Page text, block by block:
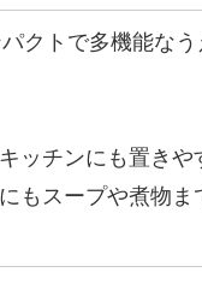
クトで多機能な
チンにも置きや
もスープや煮物